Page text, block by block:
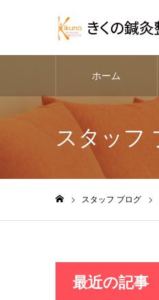
ホーム
スタッフ
スタッフ ブログ
最近の記事